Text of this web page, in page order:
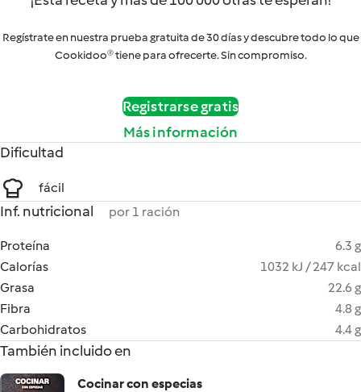
Regístrate en nuestra prueba gratuita de 30 días y descubre todo lo que
Cookidoo® tiene para ofrecerte. Sin compromiso.
Registrarse gratis
Más información
Dificultad
fácil
Inf. nutricional por 1 ración
Proteína
6.3 g
Calorías
1032 kJ / 247 kcal
Grasa
22.6 g
Fibra
4.8 g
Carbohidratos
4.4 g
También incluido en
Cocinar con especias